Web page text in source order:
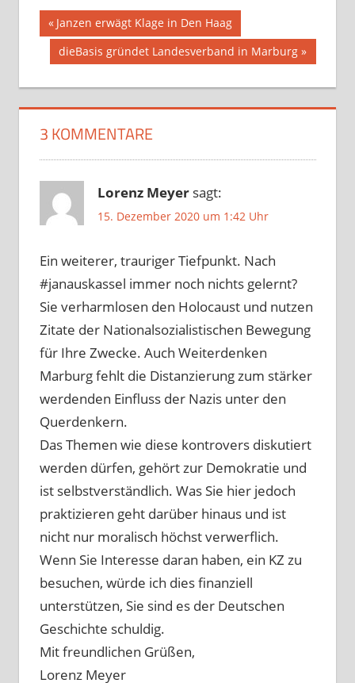
Beitragsnavigation
Vorheriger
Beitrag:
Janzen erwägt Klage in Den Haag
Nächster
Beitrag:
dieBasis gründet Landesverband in Marburg
3 KOMMENTARE
Lorenz Meyer sagt:
15. Dezember 2020 um 1:42 Uhr
Ein weiterer, trauriger Tiefpunkt. Nach
#janauskassel immer noch nichts gelernt?
Sie verharmlosen den Holocaust und nutzen
Zitate der Nationalsozialistischen Bewegung
für Ihre Zwecke. Auch Weiterdenken
Marburg fehlt die Distanzierung zum stärker
werdenden Einfluss der Nazis unter den
Querdenkern.
Das Themen wie diese kontrovers diskutiert
werden dürfen, gehört zur Demokratie und
ist selbstverständlich. Was Sie hier jedoch
praktizieren geht darüber hinaus und ist
nicht nur moralisch höchst verwerflich.
Wenn Sie Interesse daran haben, ein KZ zu
besuchen, würde ich dies finanziell
unterstützen, Sie sind es der Deutschen
Geschichte schuldig.
Mit freundlichen Grüßen,
Lorenz Meyer